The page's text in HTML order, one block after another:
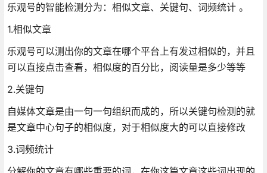
乐观号的智能检测分为：相似文章、关键句、词频统计 。
1.相似文章
乐观号可以测出你的文章在哪个平台上有发过相似的，并且
可以直接点击查看，相似度的百分比，阅读量是多少等等
2.关键句
自媒体文章是由一句一句组织而成的，所以关键句检测的就
是文章中心句子的相似度，对于相似度大的可以直接修改
3.词频统计